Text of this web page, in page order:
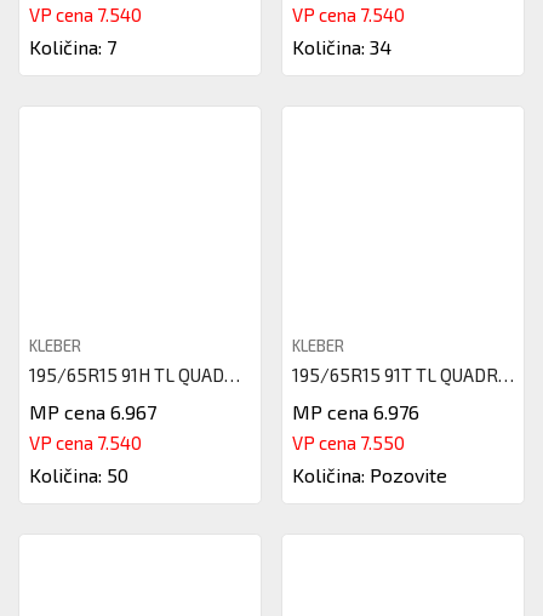
VP cena 7.540
Količina: 7
VP cena 7.540
Količina: 34
KLEBER
195/65R15 91H TL QUADRAXER 3 K
MP cena 6.967
VP cena 7.540
Količina: 50
KLEBER
195/65R15 91T TL QUADRAXER 3 K
MP cena 6.976
VP cena 7.550
Količina: Pozovite